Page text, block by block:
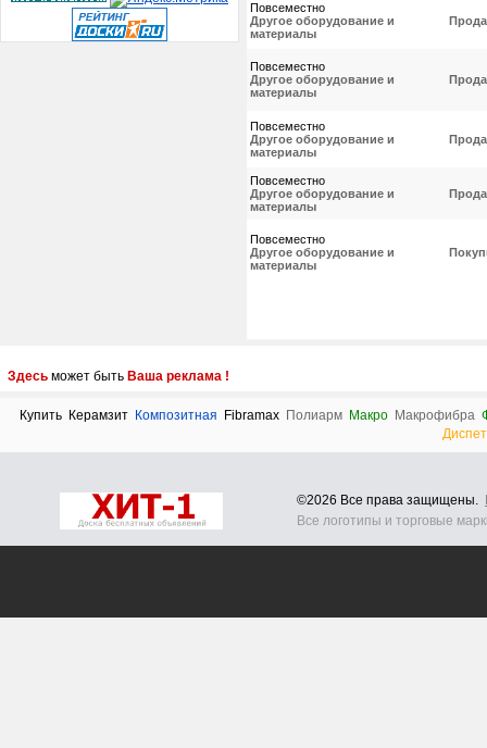
Повсеместно
Другое оборудование и
материалы
Повсеместно
Другое оборудование и
материалы
Повсеместно
Другое оборудование и
материалы
Повсеместно
Другое оборудование и
материалы
Повсеместно
Другое оборудование и
материалы
Здесь может быть Ваша реклама !
Купить Керамзит Композитная Fibramax Полиарм Макро Макрофибра
©2026 Все права защищены.
Все логотипы и торговые